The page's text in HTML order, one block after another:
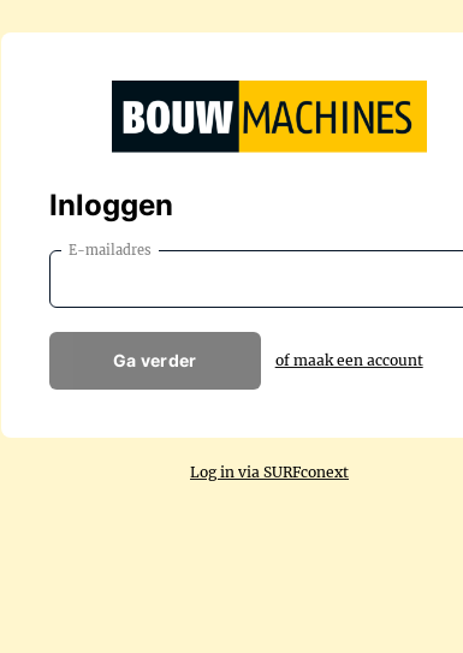
Inloggen
E-mailadres
Ga verder of maak een account
Log in via SURFconext